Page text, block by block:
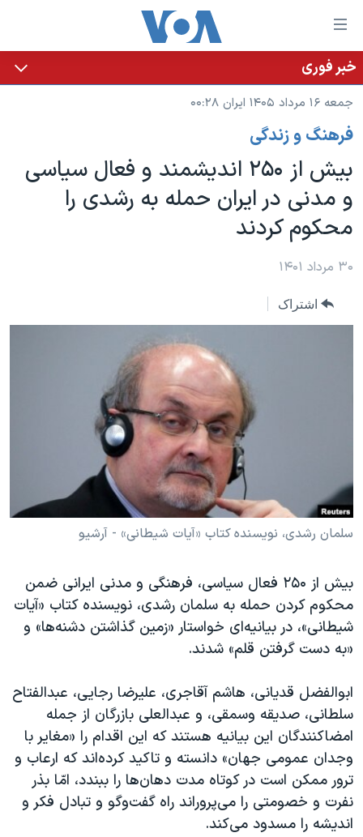
لینکهای
قابل
دسترسی
جهش
محتوای
اصلی
جهش
به
صفحه
جهش
خانه
نسخه سبک وب‌سایت
موضوع ها
ایران
آمریکا
جهان
ورزشی
اسرائیل در جنگ
برنامه های تلویزیونی
جدول برنامه ها
صفحه‌های ویژه
جام جهانی ۲۰۲۶
بایگانی برنامه‌های تلویزیونی
انتخابات ریاست جمهوری آمریکا ۲۰۲۴
حمله جمهوری اسلامی به اسرائیل
ورزش زنان در ایران
تریبونال مردمی آبان ۹۸
دادگاه حمید نوری
چهل سال گروگان‌گیری
اعتراضات مردمی آبان ۹۸
اسرائیل در جنگ
نرگس محمدی برنده جایزه نوبل صلح
همایش محافظه‌کاران آمریکا «سی‌پک»
صفحه‌های ویژه
فرکانس‌های صدای آمریکا
زبانهای مختلف
خبر فوری
جمعه ۱۶ مرداد ۱۴۰۵ ایران ۰۰:۲۸
فرهنگ و زندگی
بیش از ۲۵۰ اندیشمند و فعال سیاسی
و مدنی در ایران حمله به رشدی را
محکوم کردند
۳۰ مرداد ۱۴۰۱
اشتراک
سلمان رشدی، نویسنده کتاب «آیات شیطانی» - آرشیو
بیش از ۲۵۰ فعال سیاسی، فرهنگی و مدنی ایرانی ضمن
محکوم کردن حمله به سلمان رشدی، نویسنده کتاب «آیات
شیطانی»، در بیانیه‌ای خواستار «زمین گذاشتن دشنه‌ها» و
«به دست گرفتن قلم» شدند.
ابوالفضل قدیانی، هاشم‌ آقاجری، علیرضا رجایی، عبدالفتاح
سلطانی، صدیقه وسمقی، و عبدالعلی بازرگان از جمله
امضاکنندگان این بیانیه هستند که این اقدام را «مغایر با
وجدان عمومی جهان» دانسته و تاکید کرده‌اند که ارعاب و
ترور ممکن است در کوتاه مدت دهان‌ها را ببندد، امّا بذر
نفرت و خصومتی را می‌پروراند راه گفت‌وگو و تبادل فکر و
اندیشه را مسدود می‌کند.